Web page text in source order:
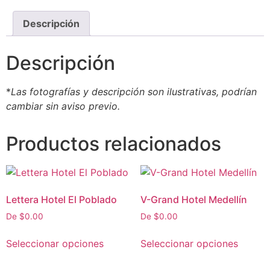
Descripción
Descripción
*Las fotografías y descripción son ilustrativas, podrían
cambiar sin aviso previo.
Productos relacionados
Lettera Hotel El Poblado
De $0.00
Seleccionar opciones
V-Grand Hotel Medellín
De $0.00
Seleccionar opciones